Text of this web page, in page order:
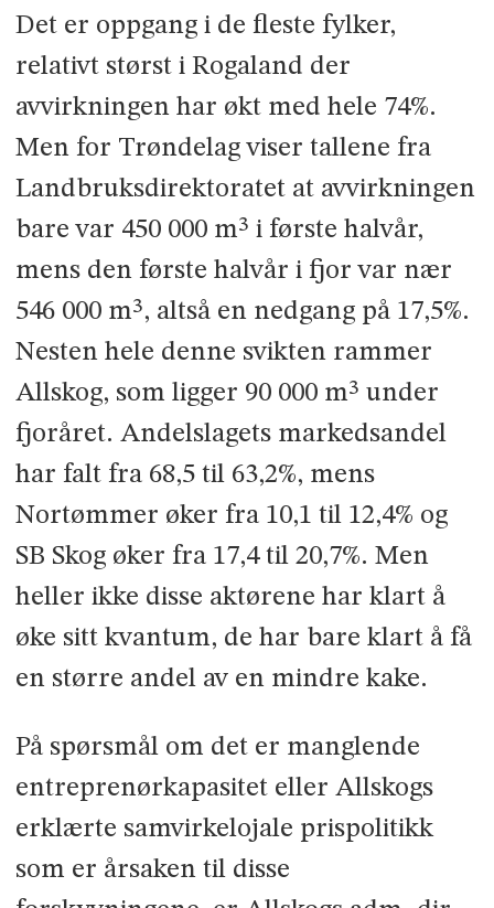
Det er oppgang i de fleste fylker,
relativt størst i Rogaland der
avvirkningen har økt med hele 74%.
Men for Trøndelag viser tallene fra
Landbruksdirektoratet at avvirkningen
bare var 450 000 m³ i første halvår,
mens den første halvår i fjor var nær
546 000 m³, altså en nedgang på 17,5%.
Nesten hele denne svikten rammer
Allskog, som ligger 90 000 m³ under
fjoråret. Andelslagets markedsandel
har falt fra 68,5 til 63,2%, mens
Nortømmer øker fra 10,1 til 12,4% og
SB Skog øker fra 17,4 til 20,7%. Men
heller ikke disse aktørene har klart å
øke sitt kvantum, de har bare klart å få
en større andel av en mindre kake.
På spørsmål om det er manglende
entreprenørkapasitet eller Allskogs
erklærte samvirkelojale prispolitikk
som er årsaken til disse